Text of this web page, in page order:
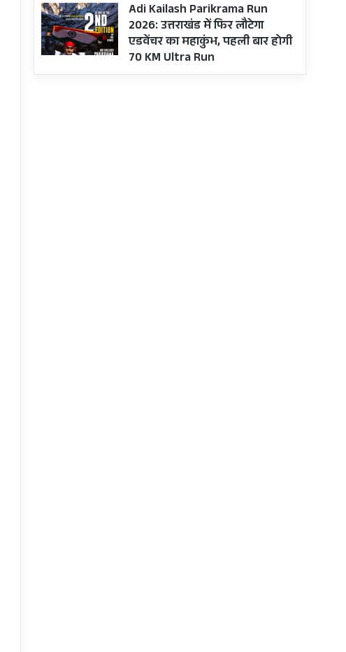
Adi Kailash Parikrama Run
2026: उत्तराखंड में फिर लौटेगा
एडवेंचर का महाकुंभ, पहली बार होगी
70 KM Ultra Run